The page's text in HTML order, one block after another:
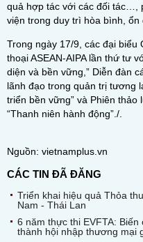
quả hợp tác với các đối tác…,
viện trong duy trì hòa bình, ổn
Trong ngày 17/9, các đại
thoại ASEAN-AIPA lần thứ tư
diện và bền vững,” Diễn đàn
lãnh đạo trong quản trị tương
triển bền vững” và Phiên thảo
“Thanh niên hành động”./.
Nguồn: vietnamplus.vn
CÁC TIN ĐÃ ĐĂNG
Triển khai hiệu quả Thỏa
Nam - Thái Lan
6 năm thực thi EVFTA:
thành hội nhập thương mại